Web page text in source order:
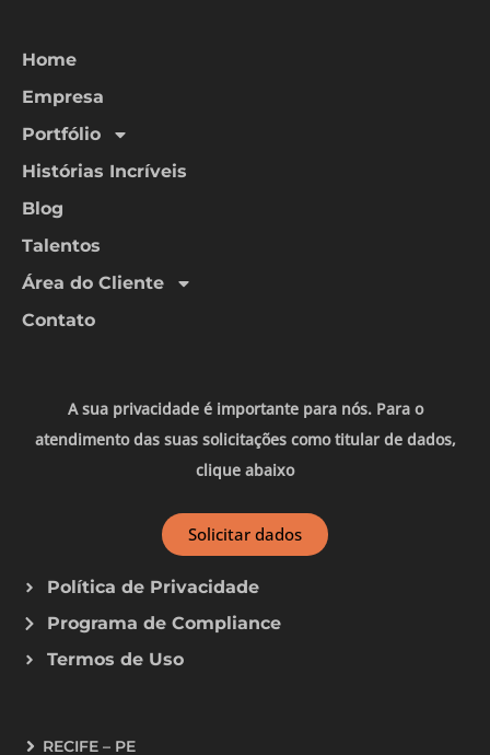
Home
Empresa
Portfólio
Histórias Incríveis
Blog
Talentos
Área do Cliente
Contato
A sua privacidade é importante para nós. Para o
atendimento das suas solicitações como titular de dados,
clique abaixo
Solicitar dados
Política de Privacidade
Programa de Compliance
Termos de Uso
RECIFE – PE